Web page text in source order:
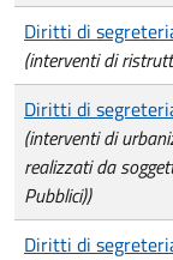
Diritti di
(interventi di
Diritti di
(interventi di
realizzati da
Pubblici))
Diritti di